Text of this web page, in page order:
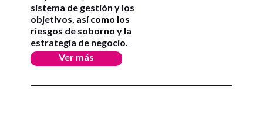
sistema de gestión y los
objetivos, así como los
riesgos de soborno y la
estrategia de negocio.
Ver más